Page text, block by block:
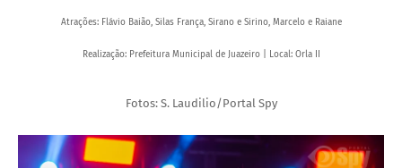
Atrações: Flávio Baião, Silas França, Sirano e Sirino, Marcelo e Raiane
Realização: Prefeitura Municipal de Juazeiro | Local: Orla II
Fotos: S. Laudilio/Portal Spy